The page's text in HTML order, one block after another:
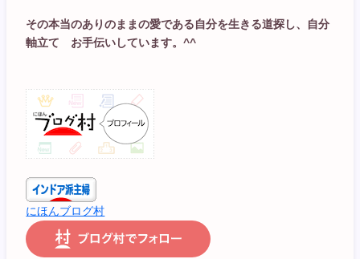
その本当のありのままの愛である自分を生きる道探し、自分
軸立て お手伝いしています。^^
にほんブログ村